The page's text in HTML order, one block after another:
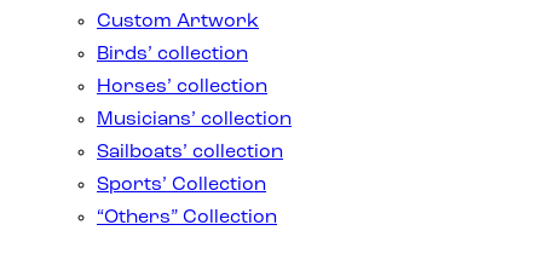
Custom Artwork
Birds’ collection
Horses’ collection
Musicians’ collection
Sailboats’ collection
Sports’ Collection
“Others” Collection